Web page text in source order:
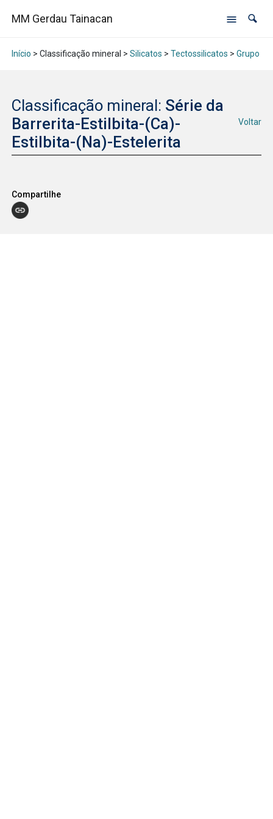
MM Gerdau Tainacan
Início > Classificação mineral > Silicatos > Tectossilicatos > Grupo
Classificação mineral: Série da
Barrerita-Estilbita-(Ca)-
Estilbita-(Na)-Estelerita
Voltar
Compartilhe